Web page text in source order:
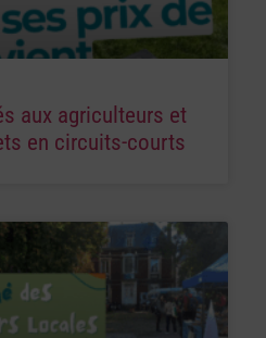
aux agriculteurs et
en circuits-courts